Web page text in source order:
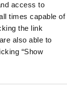
access to
times capable of
the link
also able to
“Show
digitale
de borgere,
har en
at de har
digitale